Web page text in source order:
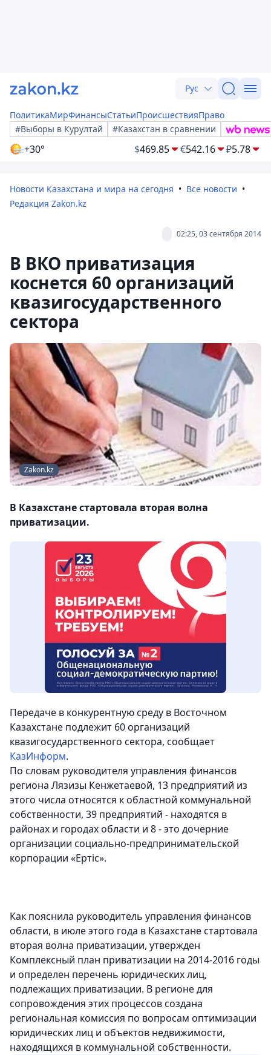
Рус
ПолитикаМирФинансыСтатьиПроисшествияПраво
#Выборы в Курултай
#Казахстан в сравнении
+30° $469.85 €542.16 ₽5.78
Новости Казахстана и мира на сегодня
Все новости
Редакция Zakon.kz
02:25, 03 сентября 2014
В ВКО приватизация
коснется 60 организаций
квазигосударственного
сектора
Zakon.kz
В Казахстане стартовала вторая волна
приватизации.
Передаче в конкурентную среду в Восточном
Казахстане подлежит 60 организаций
квазигосударственного сектора, сообщает
КазИнформ.
По словам руководителя управления финансов
региона Лязизы Кенжетаевой, 13 предприятий из
этого числа относятся к областной коммунальной
собственности, 39 предприятий - находятся в
районах и городах области и 8 - это дочерние
организации социально-предпринимательской
корпорации «Ертiс».
Как пояснила руководитель управления финансов
области, в июле этого года в Казахстане стартовала
вторая волна приватизации, утвержден
Комплексный план приватизации на 2014-2016 годы
и определен перечень юридических лиц,
подлежащих приватизации. В регионе для
сопровождения этих процессов создана
региональная комиссия по вопросам оптимизации
юридических лиц и объектов недвижимости,
находящихся в коммунальной собственности.